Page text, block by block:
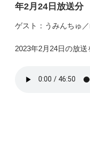
年2月24日放送分
ゲスト：うみんちゅ
2023年2月24日の放